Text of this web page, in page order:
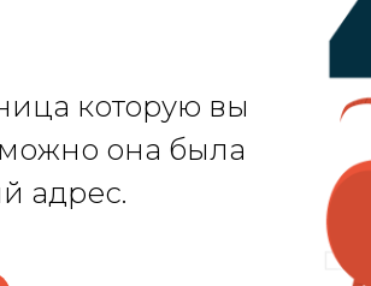
которую вы
она была
адрес.